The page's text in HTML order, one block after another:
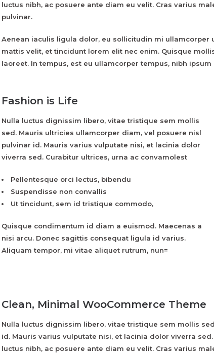
luctus nibh, ac posuere ante diam eu velit. Cras varius
pulvinar.
Aenean iaculis ligula dolor, eu sollicitudin mi
mattis velit, et tincidunt lorem elit nec enim. Quisque
laoreet. In tempus, est eu ullamcorper tempus, nibh
Fashion is Life
Nulla luctus dignissim libero, vitae tristique sem mollis
sed. Mauris ultricies ullamcorper diam, vel posuere nisl
pulvinar id. Mauris varius vulputate nisi, et lacinia dolor
viverra sed. Curabitur ultrices, urna ac convamolest
Pellentesque orci lectus, bibendu
Suspendisse non convallis
Ut tincidunt, sem id tristique commodo,
Quisque condimentum id diam a euismod. Maecenas a
nisi arcu. Donec sagittis consequat ligula id varius.
Aliquam tempor, mi vitae aliquet rutrum, nun=
Clean, Minimal WooCommerce Theme
Nulla luctus dignissim libero, vitae tristique sem mollis
id. Mauris varius vulputate nisi, et lacinia dolor viverra
luctus nibh, ac posuere ante diam eu velit. Cras varius